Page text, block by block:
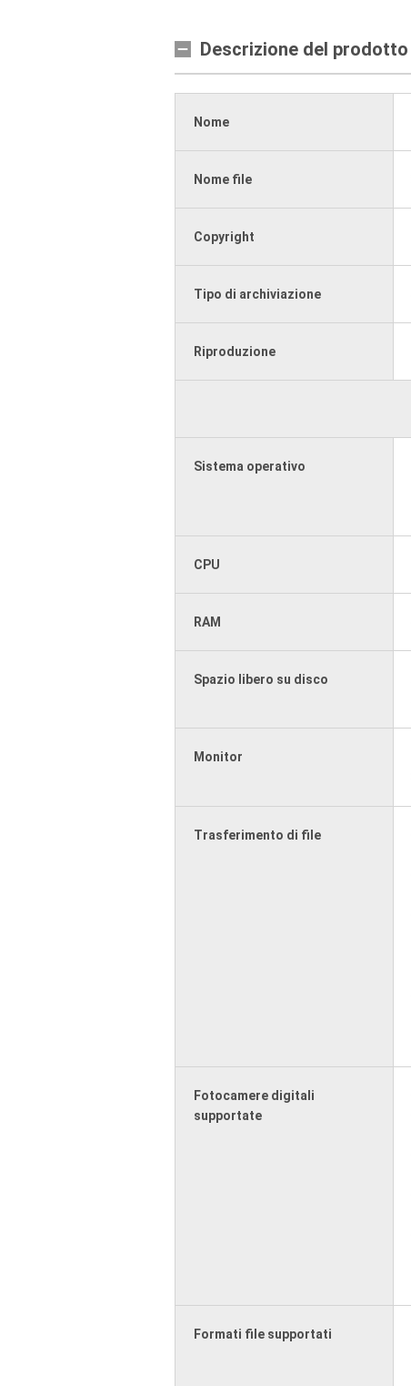
Descrizione del prodotto
Nome
Nome file
Copyright
Tipo di archiviazione
Riproduzione
Sistema operativo
CPU
RAM
Spazio libero su disco
Monitor
Trasferimento di file
Fotocamere digitali
supportate
Formati file supportati